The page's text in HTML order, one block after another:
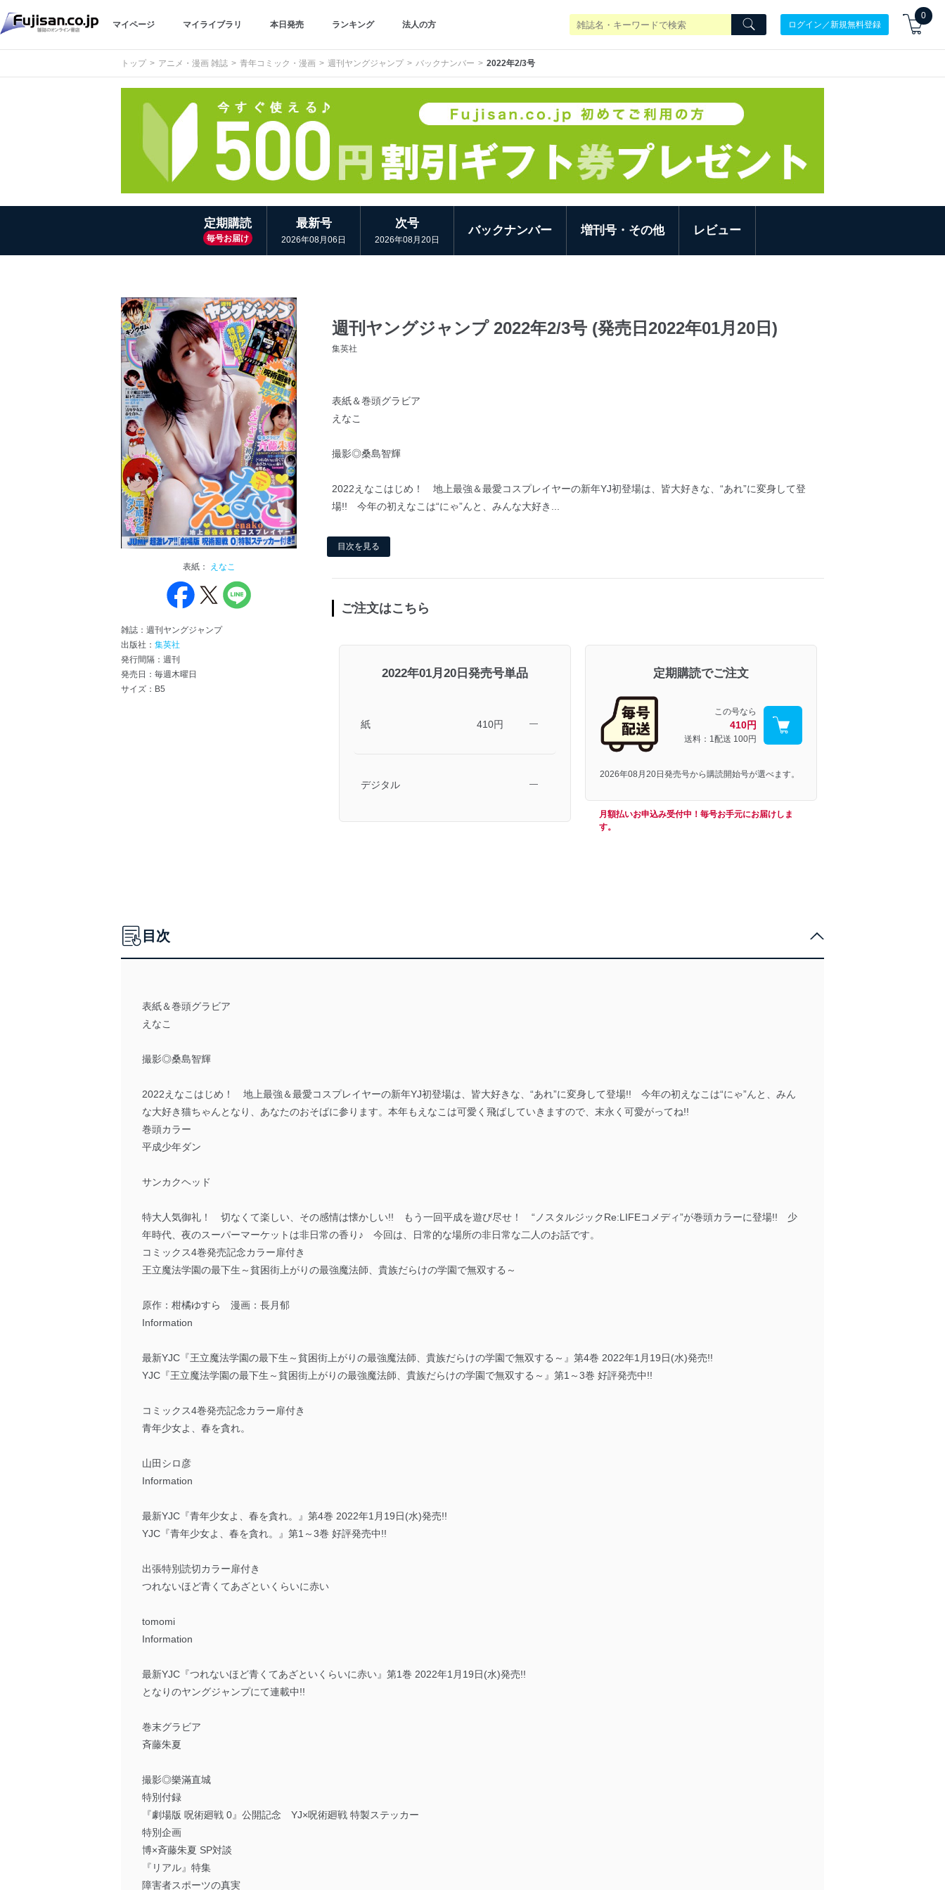
マイページ マイライブラリ 本日発売 ランキング 法人の方 ログイン／新規無料登録
0
トップ アニメ・漫画 雑誌 青年コミック・漫画 週刊ヤングジャンプ バックナンバー 2022年2/3号
定期購読
毎号お届け
最新号
2026年08月06日
次号
2026年08月20日
バックナンバー 増刊号・その他 レビュー
表紙： えなこ
雑誌：週刊ヤングジャンプ
出版社： 集英社
発行間隔：週刊
発売日：毎週木曜日
サイズ：B5
週刊ヤングジャンプ 2022年2/3号 (発売日2022年01月20日)
集英社
表紙＆巻頭グラビア
えなこ
撮影◎桑島智輝
2022えなこはじめ！ 地上最強＆最愛コスプレイヤーの新年YJ初登場は、皆大好きな、“あれ”に変身して登
場!! 今年の初えなこは“にゃ”んと、みんな大好き...
目次を見る
ご注文はこちら
2022年01月20日発売号単品
紙 410円 ―
デジタル ―
定期購読でご注文
この号なら
410円
送料：1配送 100円
2026年08月20日発売号から購読開始号が選べます。
月額払いお申込み受付中！毎号お手元にお届けしま
す。
目次
表紙＆巻頭グラビア
えなこ
撮影◎桑島智輝
2022えなこはじめ！ 地上最強＆最愛コスプレイヤーの新年YJ初登場は、皆大好きな、“あれ”に変身して登場!! 今年の初えなこは“にゃ”んと、みん
な大好き猫ちゃんとなり、あなたのおそばに参ります。本年もえなこは可愛く飛ばしていきますので、末永く可愛がってね!!
巻頭カラー
平成少年ダン
サンカクヘッド
特大人気御礼！ 切なくて楽しい、その感情は懐かしい!! もう一回平成を遊び尽せ！ “ノスタルジックRe:LIFEコメディ”が巻頭カラーに登場!! 少
年時代、夜のスーパーマーケットは非日常の香り♪ 今回は、日常的な場所の非日常な二人のお話です。
コミックス4巻発売記念カラー扉付き
王立魔法学園の最下生～貧困街上がりの最強魔法師、貴族だらけの学園で無双する～
原作：柑橘ゆすら 漫画：長月郁
Information
最新YJC『王立魔法学園の最下生～貧困街上がりの最強魔法師、貴族だらけの学園で無双する～』第4巻 2022年1月19日(水)発売!!
YJC『王立魔法学園の最下生～貧困街上がりの最強魔法師、貴族だらけの学園で無双する～』第1～3巻 好評発売中!!
コミックス4巻発売記念カラー扉付き
青年少女よ、春を貪れ。
山田シロ彦
Information
最新YJC『青年少女よ、春を貪れ。』第4巻 2022年1月19日(水)発売!!
YJC『青年少女よ、春を貪れ。』第1～3巻 好評発売中!!
出張特別読切カラー扉付き
つれないほど青くてあざといくらいに赤い
tomomi
Information
最新YJC『つれないほど青くてあざといくらいに赤い』第1巻 2022年1月19日(水)発売!!
となりのヤングジャンプにて連載中!!
巻末グラビア
斉藤朱夏
撮影◎樂滿直城
特別付録
『劇場版 呪術廻戦 0』公開記念 YJ×呪術廻戦 特製ステッカー
特別企画
博×斉藤朱夏 SP対談
『リアル』特集
障害者スポーツの真実